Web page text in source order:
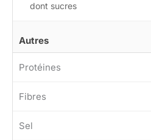
dont sucres
Autres
Protéines
Fibres
Sel